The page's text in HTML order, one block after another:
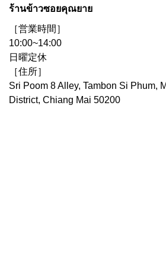
ร้านข้าวซอยคุณยาย
［営業時間］
10:00~14:00
日曜定休
［住所］
Sri Poom 8 Alley, Tambon Si Phum,
District, Chiang Mai 50200